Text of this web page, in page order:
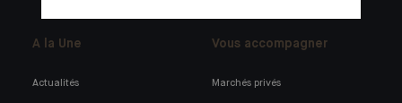
A la Une
Actualités
Vous accompagner
Marchés privés